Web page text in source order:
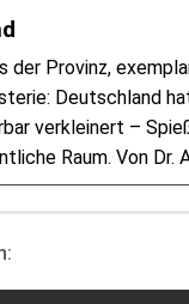
der Provinz,
Deutschland
verkleinert –
Raum. Von Dr.